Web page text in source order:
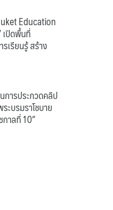
Education
เปิดพื้นที่
เรียนรู้ สร้าง
การประกวดคลิป
ะบรมราโชบาย
าลที่ 10”